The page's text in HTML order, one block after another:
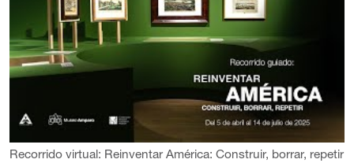
Recorrido virtual: Reinventar América: Construir, borrar, repetir